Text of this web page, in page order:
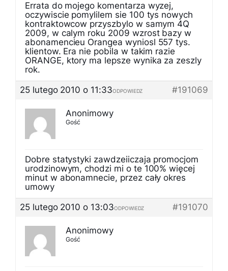
Errata do mojego komentarza wyzej,
oczywiscie pomylilem sie 100 tys nowych
kontraktowcow przyszbylo w samym 4Q
2009, w calym roku 2009 wzrost bazy w
abonamencieu Orangea wyniosl 557 tys.
klientow. Era nie pobila w takim razie
ORANGE, ktory ma lepsze wynika za zeszly
rok.
25 lutego 2010 o 11:33
#191069
ODPOWIEDZ
Anonimowy
Gość
Dobre statystyki zawdzeiiczaja promocjom
urodzinowym, chodzi mi o te 100% więcej
minut w abonamnecie, przez cały okres
umowy
25 lutego 2010 o 13:03
#191070
ODPOWIEDZ
Anonimowy
Gość